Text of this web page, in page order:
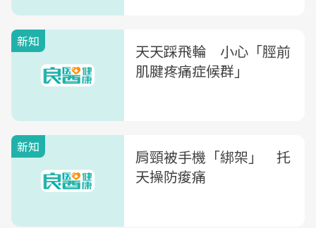
新知
天天踩飛輪 小心「脛前
肌腱疼痛症候群」
新知
肩頸被手機「綁架」 托
天操防痠痛